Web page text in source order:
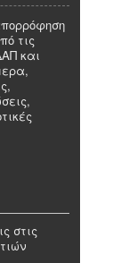
τις
και
στις